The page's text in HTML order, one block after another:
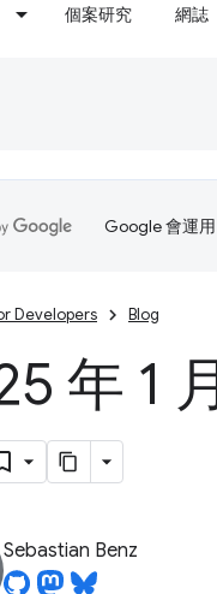
個案研究 網誌
Google 會運用
Developers Blog
年 1
Sebastian Benz